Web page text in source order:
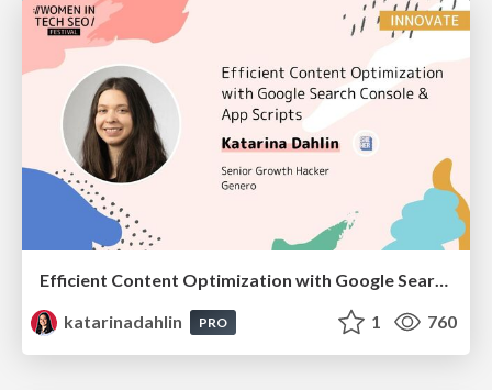
katarinadahlin
PRO 1 760